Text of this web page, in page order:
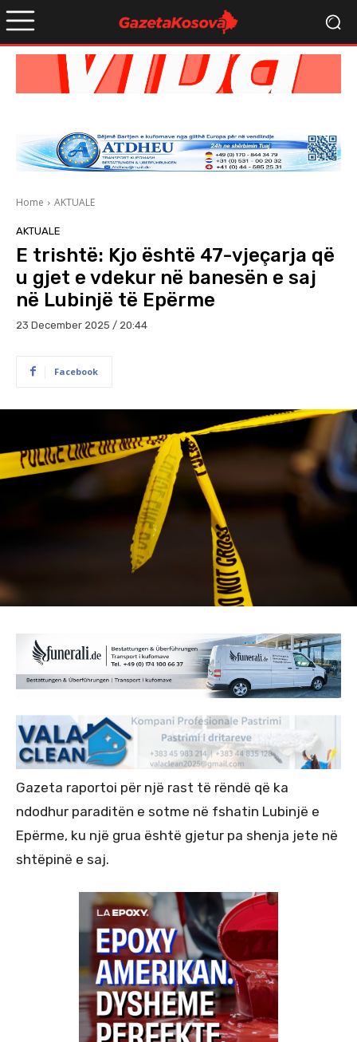
Home AKTUALE
AKTUALE
E trishtë: Kjo është 47-vjeçarja që
u gjet e vdekur në banesën e saj
në Lubinjë të Epërme
23 December 2025 / 20:44
Facebook
Gazeta raportoi për një rast të rëndë që ka
ndodhur paraditën e sotme në fshatin Lubinjë e
Epërme, ku një grua është gjetur pa shenja jete në
shtëpinë e saj.